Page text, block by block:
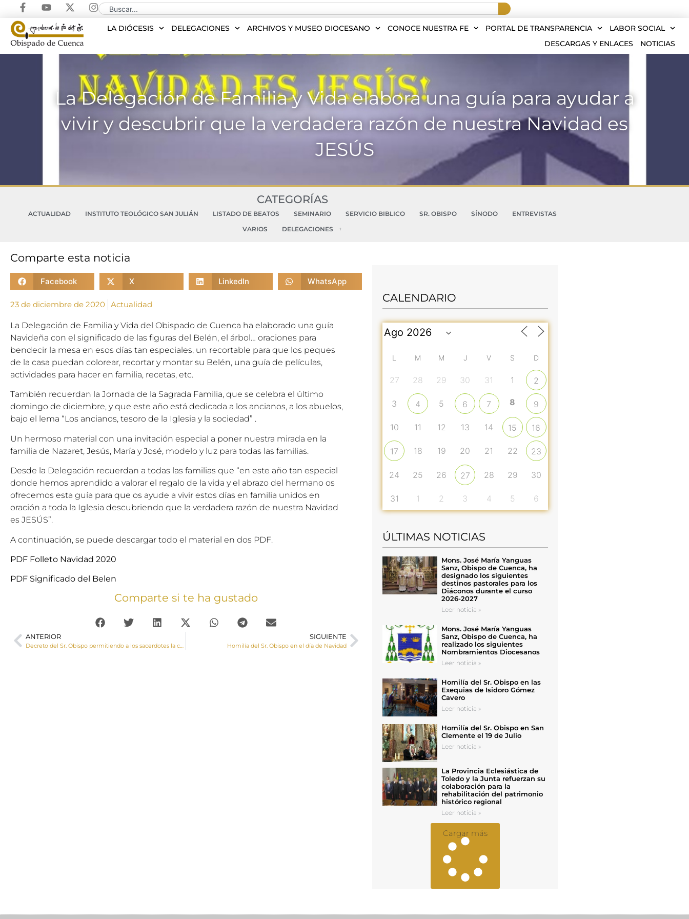
LA DIÓCESIS DELEGACIONES ARCHIVOS Y MUSEO DIOCESANO CONOCE NUESTRA FE PORTAL DE TRANSPARENCIA
LABOR SOCIAL
DESCARGAS Y ENLACES
NOTICIAS
La Delegación de Familia y Vida elabora una guía para ayudar a
vivir y descubrir que la verdadera razón de nuestra Navidad es
JESÚS
CATEGORÍAS
ACTUALIDAD INSTITUTO TEOLÓGICO SAN JULIÁN LISTADO DE BEATOS SEMINARIO SERVICIO BIBLICO SR. OBISPO SÍNODO
ENTREVISTAS
VARIOS
DELEGACIONES
Comparte esta noticia
Facebook X LinkedIn WhatsApp
23 de diciembre de 2020 Actualidad
La Delegación de Familia y Vida del Obispado de Cuenca ha elaborado una guía
Navideña con el significado de las figuras del Belén, el árbol… oraciones para
bendecir la mesa en esos días tan especiales, un recortable para que los peques
de la casa puedan colorear, recortar y montar su Belén, una guía de películas,
actividades para hacer en familia, recetas, etc.
También recuerdan la Jornada de la Sagrada Familia, que se celebra el último
domingo de diciembre, y que este año está dedicada a los ancianos, a los abuelos,
bajo el lema “Los ancianos, tesoro de la Iglesia y la sociedad” .
Un hermoso material con una invitación especial a poner nuestra mirada en la
familia de Nazaret, Jesús, María y José, modelo y luz para todas las familias.
Desde la Delegación recuerdan a todas las familias que “en este año tan especial
donde hemos aprendido a valorar el regalo de la vida y el abrazo del hermano os
ofrecemos esta guía para que os ayude a vivir estos días en familia unidos en
oración a toda la Iglesia descubriendo que la verdadera razón de nuestra Navidad
es JESÚS”.
A continuación, se puede descargar todo el material en dos PDF.
PDF Folleto Navidad 2020
PDF Significado del Belen
Comparte si te ha gustado
ANTERIOR
Decreto del Sr. Obispo permitiendo a los sacerdotes la celebración de cuatro eucaristías en las solemnidades de Navidad
SIGUIENTE
Homilía del Sr. Obispo en el día de Navidad
CALENDARIO
L M M J V S D
27 28 29 30 31 1 2
3 4 5 6 7 8 9
10 11 12 13 14 15 16
17 18 19 20 21 22 23
24 25 26 27 28 29 30
31 1 2 3 4 5 6
ÚLTIMAS NOTICIAS
Mons. José María Yanguas
Sanz, Obispo de Cuenca, ha
designado los siguientes
destinos pastorales para los
Diáconos durante el curso
2026-2027
Leer noticia »
Mons. José María Yanguas
Sanz, Obispo de Cuenca, ha
realizado los siguientes
Nombramientos Diocesanos
Leer noticia »
Homilía del Sr. Obispo en las
Exequias de Isidoro Gómez
Cavero
Leer noticia »
Homilía del Sr. Obispo en San
Clemente el 19 de Julio
Leer noticia »
La Provincia Eclesiástica de
Toledo y la Junta refuerzan su
colaboración para la
rehabilitación del patrimonio
histórico regional
Leer noticia »
Cargar más